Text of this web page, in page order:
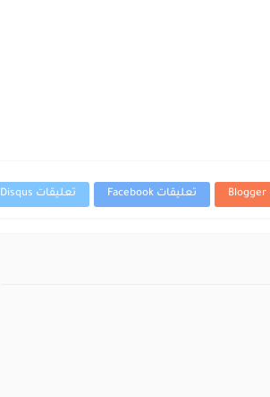
تعليقات Facebook تعليقات Disqus